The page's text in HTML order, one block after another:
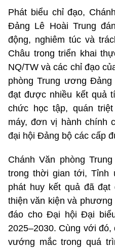
Phát biểu chỉ đạo,
Đảng Lê Hoài Trung
động, nghiêm túc và
Châu trong triển khai
NQ/TW và các chỉ đạo
phòng Trung ương
đạt được nhiều kết quả
chức học tập, quán
máy, đơn vị hành chính
đại hội Đảng bộ các cấp
Chánh Văn phòng
trong thời gian tới, Tỉnh
phát huy kết quả đã
thiện văn kiện và
đáo cho Đại hội Đại
2025–2030. Cùng với
vướng mắc trong quá